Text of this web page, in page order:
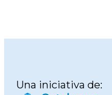
Una iniciativa de: